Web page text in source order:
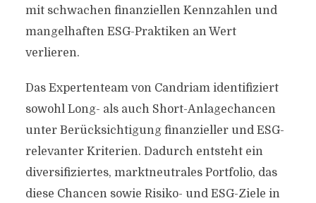
mit schwachen finanziellen Kennzahlen und
mangelhaften ESG-Praktiken an Wert
verlieren.
Das Expertenteam von Candriam identifiziert
sowohl Long- als auch Short-Anlagechancen
unter Berücksichtigung finanzieller und ESG-
relevanter Kriterien. Dadurch entsteht ein
diversifiziertes, marktneutrales Portfolio, das
diese Chancen sowie Risiko- und ESG-Ziele in